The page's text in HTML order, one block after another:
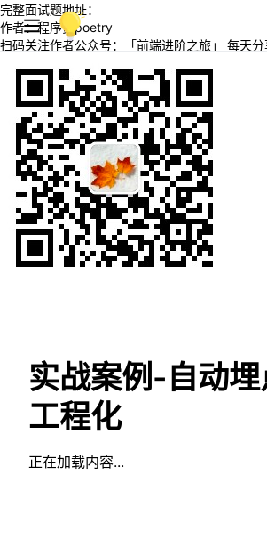
完整面试题地址：
作者：程序员poetry
扫码关注作者公众号：「前端进阶之旅」 每天
实战案例-自动
工程化
正在加载内容...